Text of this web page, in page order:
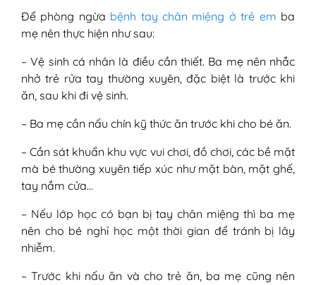
Để phòng ngừa bệnh tay chân miệng ở trẻ em ba
mẹ nên thực hiện như sau:
– Vệ sinh cá nhân là điều cần thiết. Ba mẹ nên nhắc
nhở trẻ rửa tay thường xuyên, đặc biệt là trước khi
ăn, sau khi đi vệ sinh.
– Ba mẹ cần nấu chín kỹ thức ăn trước khi cho bé ăn.
– Cần sát khuẩn khu vực vui chơi, đồ chơi, các bề mặt
mà bé thường xuyên tiếp xúc như mặt bàn, mặt ghế,
tay nắm cửa…
– Nếu lớp học có bạn bị tay chân miệng thì ba mẹ
nên cho bé nghỉ học một thời gian để tránh bị lây
nhiễm.
– Trước khi nấu ăn và cho trẻ ăn, ba mẹ cũng nên